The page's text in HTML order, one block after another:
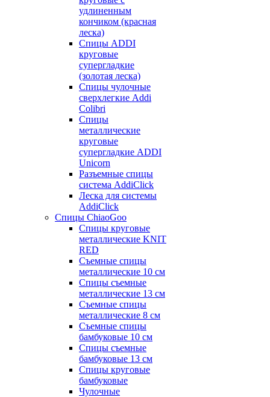
удлиненным
кончиком (красная
леска)
Спицы ADDI
круговые
супергладкие
(золотая леска)
Спицы чулочные
сверхлегкие Addi
Colibri
Спицы
металлические
круговые
супергладкие ADDI
Unicorn
Разъемные спицы
система AddiClick
Леска для системы
AddiClick
Спицы ChiaoGoo
Спицы круговые
металлические KNIT
RED
Съемные спицы
металлические 10 см
Спицы съемные
металлические 13 см
Съемные спицы
металлические 8 см
Съемные спицы
бамбуковые 10 см
Спицы съемные
бамбуковые 13 см
Спицы круговые
бамбуковые
Чулочные